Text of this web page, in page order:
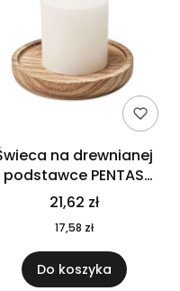
na drewnianej
podstawce PENTAS
MO6282-40
21,62 zł
17,58 zł
Do koszyka